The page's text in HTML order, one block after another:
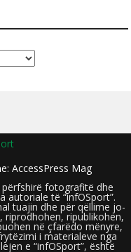
AccessPress Mag
përfshirë fotografitë dhe
të “infOSport”.
tuajin dhe për qëllime jo-
ripublikohen,
në çfarëdo mënyre,
i materialeve nga
e “infOSport”, është